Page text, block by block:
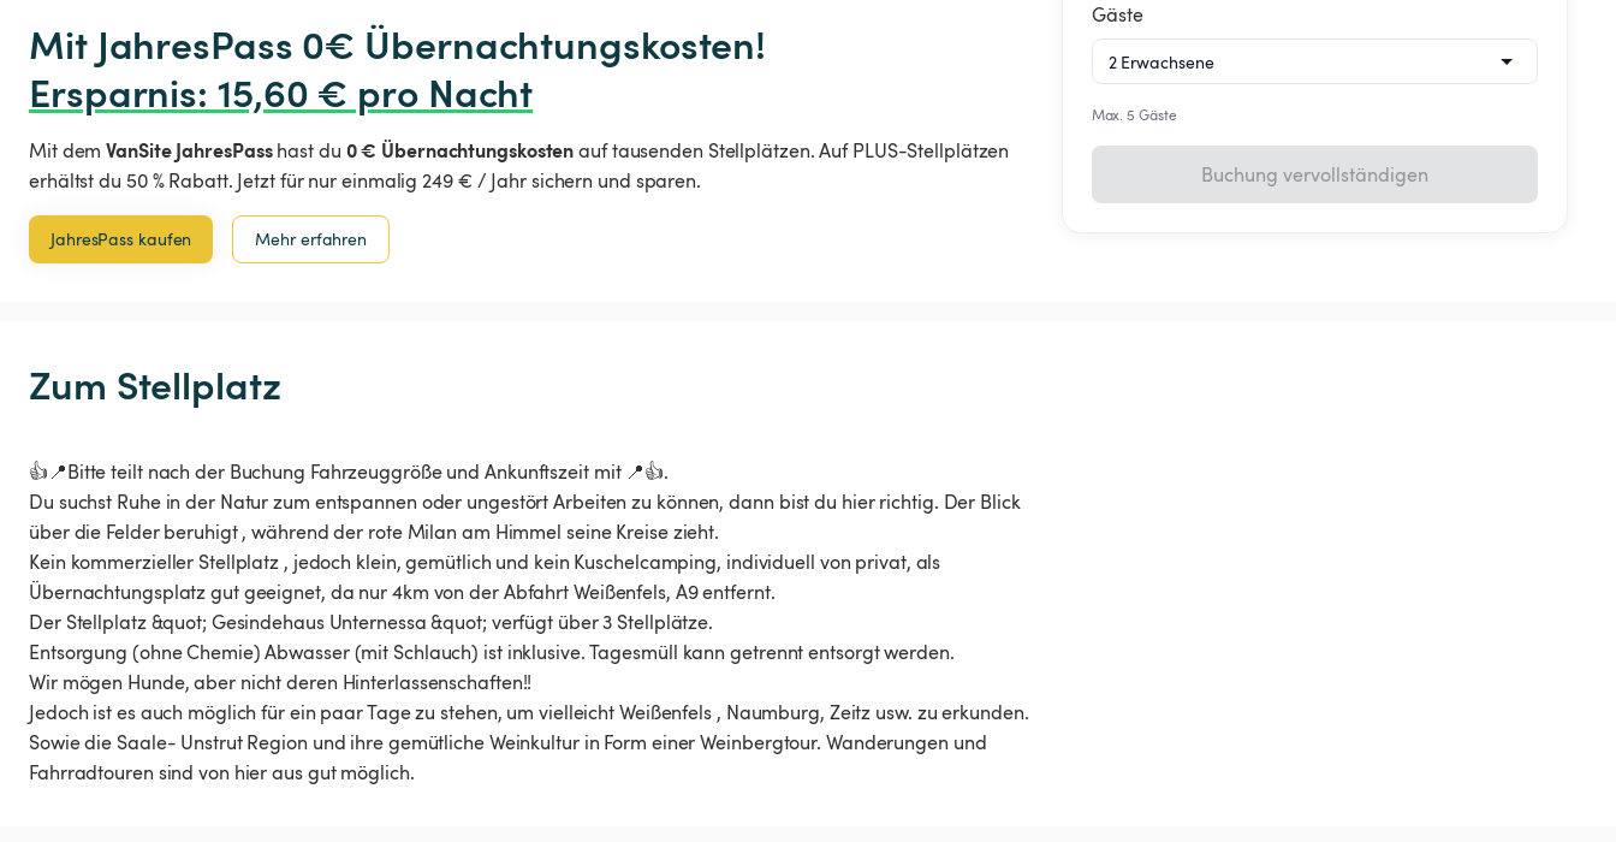
Gäste
Max. 5 Gäste
Buchung vervollständigen
Ersparnis: 15,60 € pro Nacht
Mit demVanSite JahresPasshast du 0 € Übernachtungskostenauf tausenden Stellplätzen. Auf PLUS-Stellplätzen
erhältst du 50 % Rabatt. Jetzt für nur einmalig 249 € / Jahr sichern und sparen.
JahresPass kaufen Mehr erfahren
Zum Stellplatz
👍📍Bitte teilt nach der Buchung Fahrzeuggröße und Ankunftszeit mit 📍👍.
Du suchst Ruhe in der Natur zum entspannen oder ungestört Arbeiten zu können, dann bist du hier richtig. Der Blick
über die Felder beruhigt , während der rote Milan am Himmel seine Kreise zieht.
Kein kommerzieller Stellplatz , jedoch klein, gemütlich und kein Kuschelcamping, individuell von privat, als
Übernachtungsplatz gut geeignet, da nur 4km von der Abfahrt Weißenfels, A9 entfernt.
Der Stellplatz &quot; Gesindehaus Unternessa &quot; verfügt über 3 Stellplätze.
Entsorgung (ohne Chemie) Abwasser (mit Schlauch) ist inklusive. Tagesmüll kann getrennt entsorgt werden.
Wir mögen Hunde, aber nicht deren Hinterlassenschaften!!
Jedoch ist es auch möglich für ein paar Tage zu stehen, um vielleicht Weißenfels , Naumburg, Zeitz usw. zu erkunden.
Sowie die Saale- Unstrut Region und ihre gemütliche Weinkultur in Form einer Weinbergtour. Wanderungen und
Fahrradtouren sind von hier aus gut möglich.